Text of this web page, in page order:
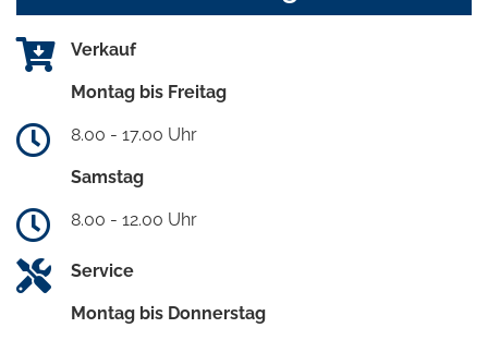
Verkauf
Montag bis Freitag
8.00 - 17.00 Uhr
Samstag
8.00 - 12.00 Uhr
Service
Montag bis Donnerstag